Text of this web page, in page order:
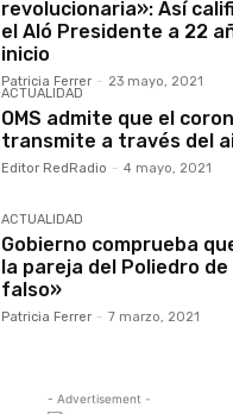
revolucionaria»: Así
el Aló Presidente a 22
inicio
Patricia Ferrer - 23 mayo, 2021
ACTUALIDAD
OMS admite que el
transmite a través del
Editor RedRadio - 4 mayo, 2021
ACTUALIDAD
Gobierno comprueba
la pareja del Poliedro
falso»
Patricia Ferrer - 7 marzo, 2021
- Advertisement -